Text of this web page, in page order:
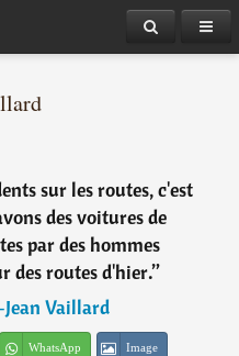
sur les routes, c'est
des voitures de
par des hommes
des routes d'hier.”
Vaillard
WhatsApp Image